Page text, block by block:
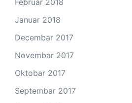
Februar 2018
Januar 2018
Decembar 2017
Novembar 2017
Oktobar 2017
Septembar 2017